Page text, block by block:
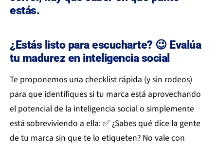
estás.
¿Estás listo para escucharte? 😉 Evalúa
tu madurez en inteligencia social
Te proponemos una checklist rápida (y sin rodeos)
para que identifiques si tu marca está aprovechando
el potencial de la inteligencia social o simplemente
está sobreviviendo a ella: ✅ ¿Sabes qué dice la gente
de tu marca sin que te lo etiqueten? No vale con